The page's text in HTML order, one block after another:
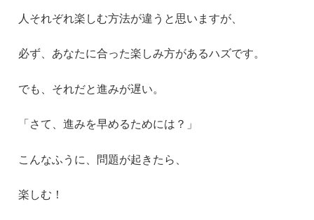
人それぞれ楽しむ方法が違うと思いますが、
必ず、あなたに合った楽しみ方があるハズです。
でも、それだと進みが遅い。
「さて、進みを早めるためには？」
こんなふうに、問題が起きたら、
楽しむ！